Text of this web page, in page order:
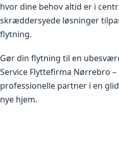
hvor dine behov altid er i
skræddersyede løsninger
flytning.
Gør din flytning til en
Service Flyttefirma Nørrebro
professionelle partner i en
nye hjem.